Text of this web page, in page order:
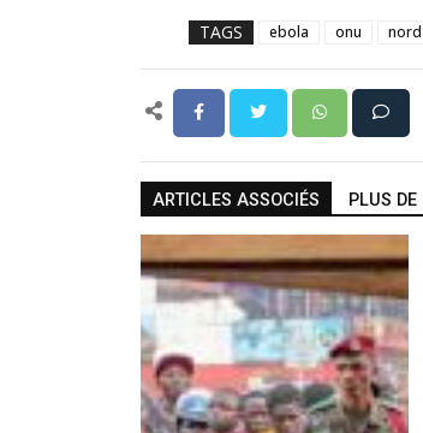
TAGS ebola onu
ARTICLES ASSOCIÉS PLUS